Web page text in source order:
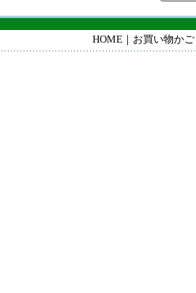
HOME ｜ お買い物かご